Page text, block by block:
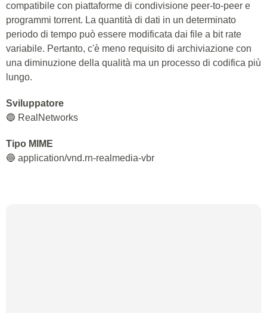
compatibile con piattaforme di condivisione peer-to-peer e
programmi torrent. La quantità di dati in un determinato
periodo di tempo può essere modificata dai file a bit rate
variabile. Pertanto, c'è meno requisito di archiviazione con
una diminuzione della qualità ma un processo di codifica più
lungo.
Sviluppatore
🔵 RealNetworks
Tipo MIME
🔵 application/vnd.rn-realmedia-vbr